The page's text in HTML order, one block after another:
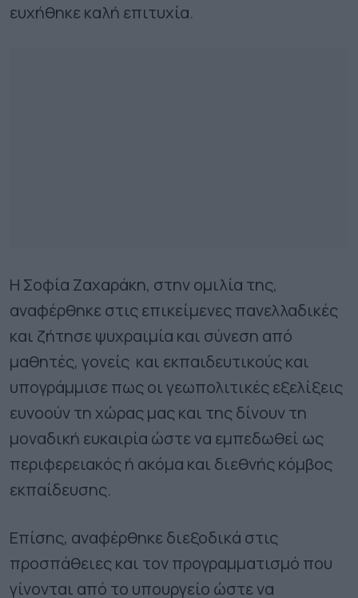
ευχήθηκε καλή επιτυχία.
Η Σοφία Ζαχαράκη, στην ομιλία της,
αναφέρθηκε στις επικείμενες πανελλαδικές
και ζήτησε ψυχραιμία και σύνεση από
μαθητές, γονείς και εκπαιδευτικούς και
υπογράμμισε πως οι γεωπολιτικές εξελίξεις
ευνοούν τη χώρας μας και της δίνουν τη
μοναδική ευκαιρία ώστε να εμπεδωθεί ως
περιφερειακός ή ακόμα και διεθνής κόμβος
εκπαίδευσης.
Επίσης, αναφέρθηκε διεξοδικά στις
προσπάθειες και τον προγραμματισμό που
γίνονται από το υπουργείο ώστε να